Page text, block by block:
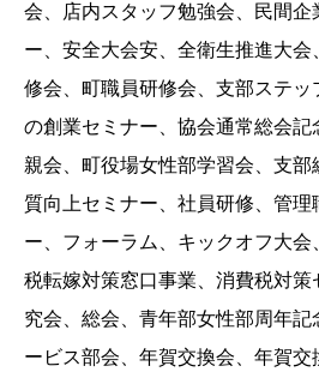
会、店内スタッフ勉強会、民間企
ー、安全大会安、全衛生推進大
修会、町職員研修会、支部ステッ
の創業セミナー、協会通常総会記
親会、町役場女性部学習会、支
質向上セミナー、社員研修、管理
ー、フォーラム、キックオフ大
税転嫁対策窓口事業、消費税対
究会、総会、青年部女性部周年
ービス部会、年賀交換会、年賀交